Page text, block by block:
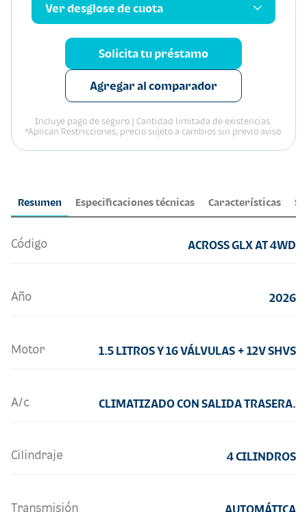
Resumen Especificaciones técnicas Características
Código ACROSS GLX AT 4WD
Año 2026
Motor 1.5 LITROS Y 16 VÁLVULAS + 12V SHVS
A/c CLIMATIZADO CON SALIDA TRASERA.
Cilindraje 4 CILINDROS
Transmisión AUTOMÁTICA
Ver desglose de cuota
Solicita tu préstamo
Agregar al comparador
Incluye pago de seguro | Cantidad limitada de existencias.
*Aplican Restricciones, precio sujeto a cambios sin previo aviso.